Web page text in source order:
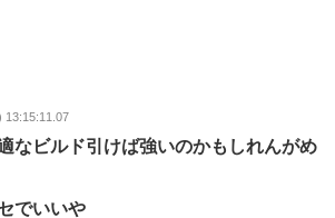
13:15:11.07
なビルド引けば強いのかもしれんがめ
でいいや